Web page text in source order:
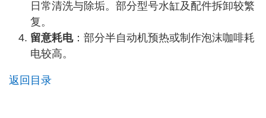
日常清洗与除垢。部分型号水缸及配件拆卸较繁
复。
留意耗电：部分半自动机预热或制作泡沫咖啡耗
电较高。
返回目录